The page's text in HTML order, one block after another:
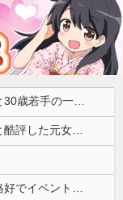
【悲報】国民民主党代表選、玉木雄一郎氏と30歳若手の一騎打ちへ → 榛葉幹事長の不出馬にネットで疑問噴出 ｗｗｗｗｗｗｗｗｗｗｗｗｗｗｗ
「アニソン盆祭りで日本の品格が落ちた」と酷評した元女優、「あんたが品格を語るのかよ！」と総ツッコミを食らってしまい……
【画像】リアルみいちゃん、とんでもない格好でイベント出演するwwwwwwwwww